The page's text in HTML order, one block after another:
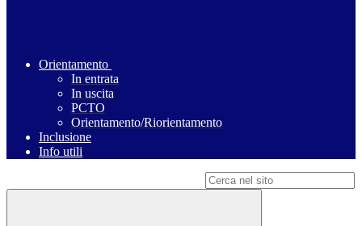
Orientamento
In entrata
In uscita
PCTO
Orientamento/Riorientamento
Inclusione
Info utili